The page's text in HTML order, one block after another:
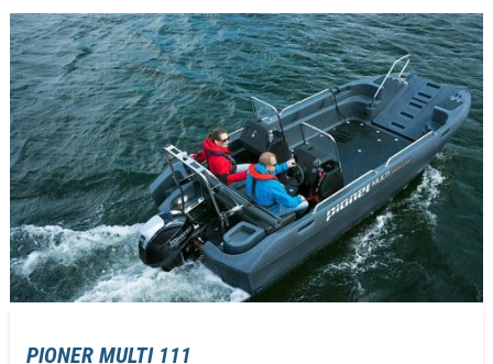
PIONER MULTI 111